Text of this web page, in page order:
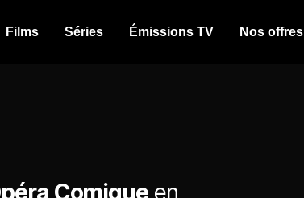
Films Séries Émissions TV Nos offres